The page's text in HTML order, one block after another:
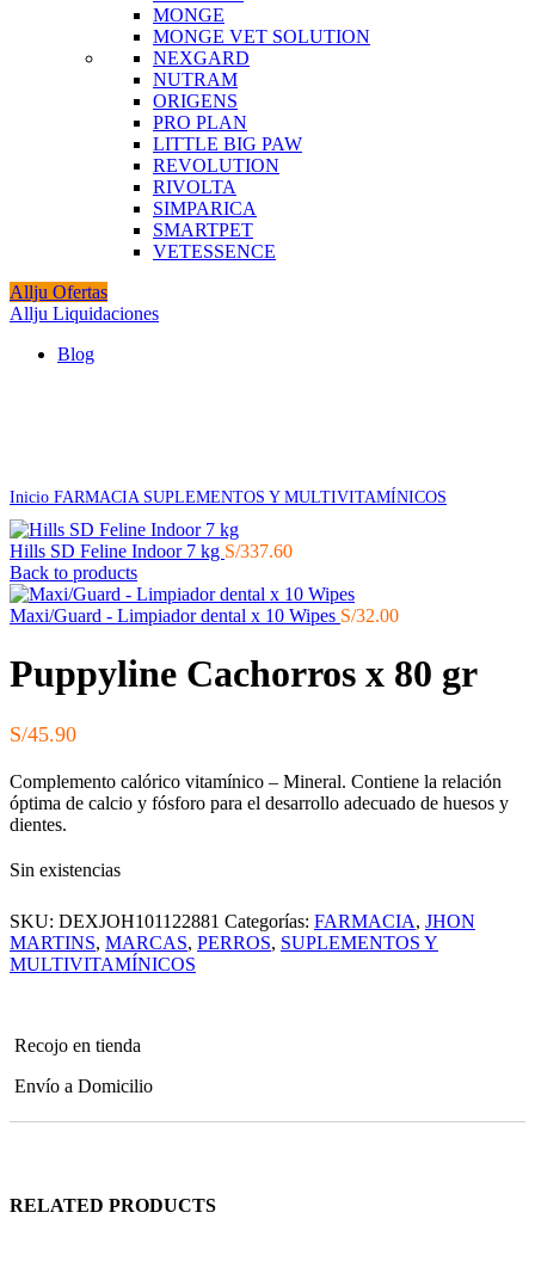
MONGE
MONGE VET SOLUTION
NEXGARD
NUTRAM
ORIGENS
PRO PLAN
LITTLE BIG PAW
REVOLUTION
RIVOLTA
SIMPARICA
SMARTPET
VETESSENCE
Allju Ofertas
Allju Liquidaciones
Blog
Inicio FARMACIA SUPLEMENTOS Y MULTIVITAMÍNICOS
Hills SD Feline Indoor 7 kg S/337.60
Back to products
Maxi/Guard - Limpiador dental x 10 Wipes S/32.00
Puppyline Cachorros x 80 gr
S/45.90
Complemento calórico vitamínico – Mineral. Contiene la relación
óptima de calcio y fósforo para el desarrollo adecuado de huesos y
dientes.
Sin existencias
SKU: DEXJOH101122881 Categorías: FARMACIA, JHON
MARTINS, MARCAS, PERROS, SUPLEMENTOS Y
MULTIVITAMÍNICOS
Recojo en tienda
Envío a Domicilio
RELATED PRODUCTS